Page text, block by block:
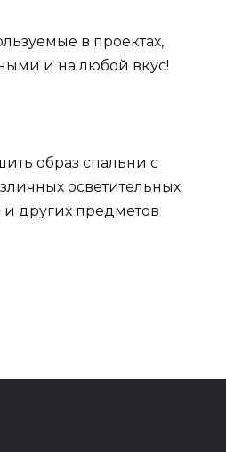
в проектах,
и на любой вкус!
образ спальни с
осветительных
других предметов